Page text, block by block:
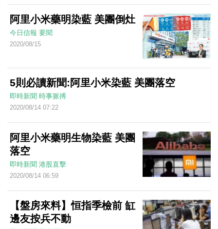
阿里小米藥明染藍 美團倒灶
今日信報 要聞
2020/08/15
5則必讀新聞:阿里小米染藍 美團落空
即時新聞 時事脈搏
2020/08/14 07:22
阿里小米藥明生物染藍 美團
落空
即時新聞 港股直擊
2020/08/14 06:59
【盤房來料】恒指季檢前 缸
邊友按兵不動